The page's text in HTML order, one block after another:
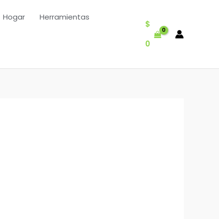
Hogar Herramientas
$
0